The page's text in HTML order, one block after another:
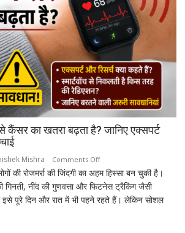
कर
सकेंगे
आपका
मोबाइल-
लैपटॉप
लॉक,
1
जनवरी
2027
से
नए
कैंसर का खतरा बढ़ता है? जानिए एक्सपर्ट
Mishra Comments Offon
क्या
स्मार्टवॉच
पहनने
की रोजमर्रा की जिंदगी का अहम हिस्सा बन चुकी है।
गिनती, नींद की गुणवत्ता और फिटनेस ट्रैकिंग जैसी
पूरे दिन और रात में भी पहने रहते हैं। लेकिन सोशल